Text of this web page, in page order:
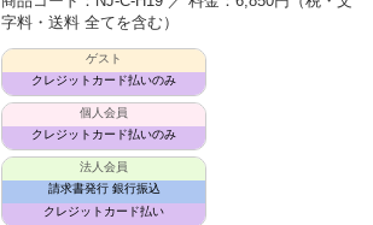
字料・送料 全てを含む）
ゲスト
クレジットカード払いのみ
個人会員
クレジットカード払いのみ
法人会員
請求書発行 銀行振込
クレジットカード払い